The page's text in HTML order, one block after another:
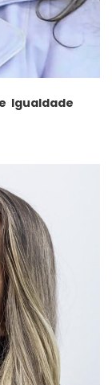
Igualdade